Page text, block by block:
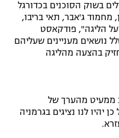
בשוק הסוכנים בכדורגל
מחמוד ג'אבר, תאי בריבו,
לדבר בפרק 9 של "מעל הליגה", פודקאסט
של ספורט1, ובין שלל נושאים מעניינים שעליהם
בהצעה מהליגה
ממעיט מהערך של
יהיו לנו נציגים בגרמניה